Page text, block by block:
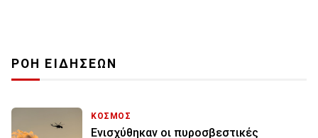
ΡΟΗ ΕΙΔΗΣΕΩΝ
ΚΟΣΜΟΣ
Ενισχύθηκαν οι πυροσβεστικές